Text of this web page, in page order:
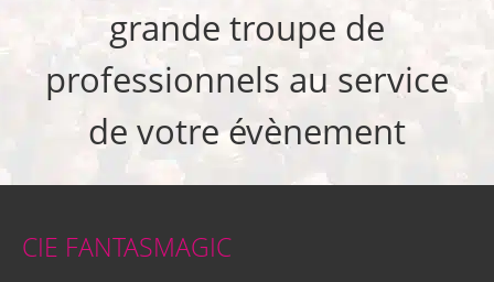
grande troupe de
professionnels au service
de votre évènement
CIE FANTASMAGIC